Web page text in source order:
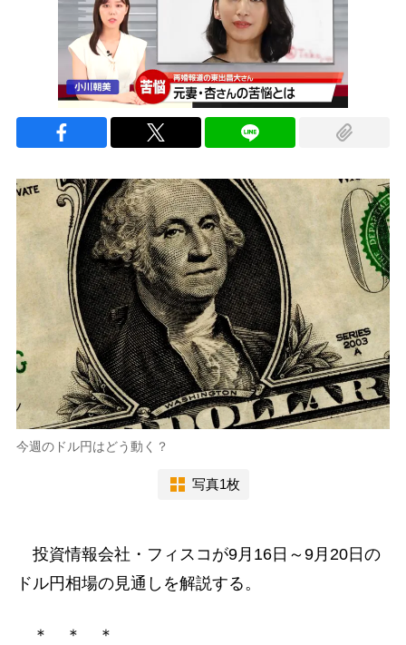
今週のドル円はどう動く？
写真1枚
投資情報会社・フィスコが9月16日～9月20日の
ドル円相場の見通しを解説する。
＊ ＊ ＊